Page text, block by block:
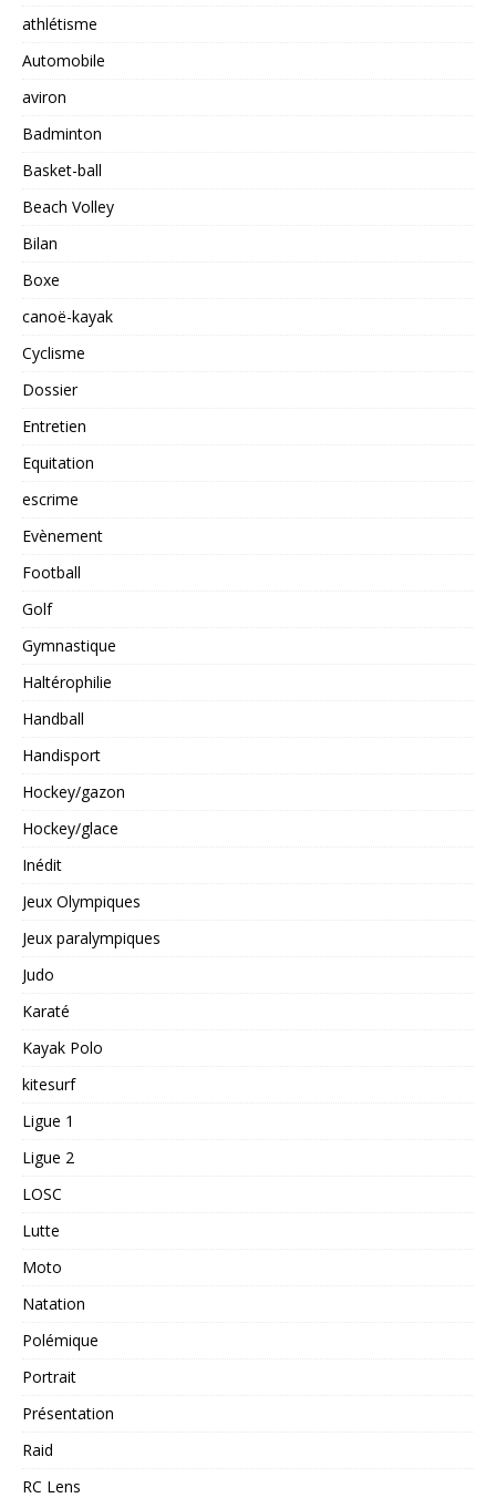
athlétisme
Automobile
aviron
Badminton
Basket-ball
Beach Volley
Bilan
Boxe
canoë-kayak
Cyclisme
Dossier
Entretien
Equitation
escrime
Evènement
Football
Golf
Gymnastique
Haltérophilie
Handball
Handisport
Hockey/gazon
Hockey/glace
Inédit
Jeux Olympiques
Jeux paralympiques
Judo
Karaté
Kayak Polo
kitesurf
Ligue 1
Ligue 2
LOSC
Lutte
Moto
Natation
Polémique
Portrait
Présentation
Raid
RC Lens